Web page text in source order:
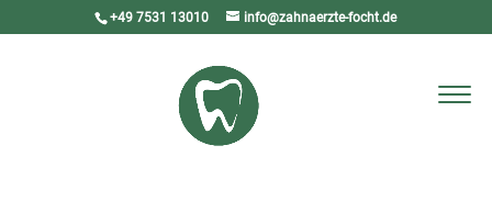
+49 7531 13010 info@zahnaerzte-focht.de